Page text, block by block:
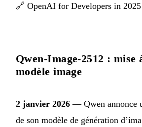
🔗 OpenAI for Developers in 2025
Qwen-Image-2512 : mise
modèle image
2 janvier 2026 — Qwen annonce
de son modèle de génération